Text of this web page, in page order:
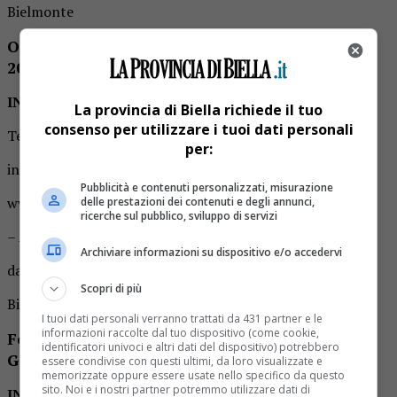
Bielmonte
Oasi Zegna Winter Experience stagione
2022/2023
INFO
Telefono 015 744126
info@oasizegna.com
www.oasizegna.com
– Arte e Cultura
da 21/03/2023 a 26/03/2023
Biella Piazzo, Corso del Piazzo 25
Festival VIAGGIO, Orizzonti, Frontiere,
Generazioni
La provincia di Biella richiede il tuo
consenso per utilizzare i tuoi dati personali
per:
Pubblicità e contenuti personalizzati, misurazione
delle prestazioni dei contenuti e degli annunci,
ricerche sul pubblico, sviluppo di servizi
Archiviare informazioni su dispositivo e/o accedervi
Scopri di più
I tuoi dati personali verranno trattati da 431 partner e le
informazioni raccolte dal tuo dispositivo (come cookie,
identificatori univoci e altri dati del dispositivo) potrebbero
essere condivise con questi ultimi, da loro visualizzate e
memorizzate oppure essere usate nello specifico da questo
sito. Noi e i nostri partner potremmo utilizzare dati di